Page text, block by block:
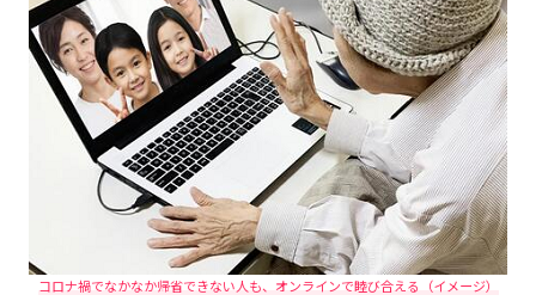
コロナ禍でなかなか帰省できない人も、オンラインで睦び合える（イメージ）